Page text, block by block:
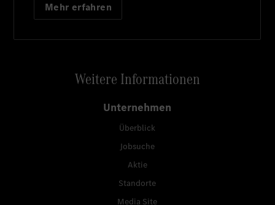
Mehr erfahren
Weitere Informationen
Unternehmen
Überblick
Jobsuche
Aktie
Standorte
Media Site